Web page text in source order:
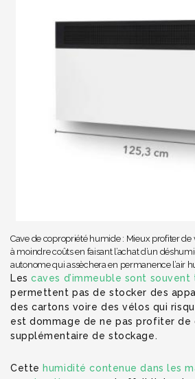
Cave de copropriété humide : Mieux profiter de
à moindre coûts en faisant l’achat d’un
autonome qui assèchera en permanence l’air
Lescaves d’immeuble sont souvent
permettent pas de stocker des
des cartons voire des vélos qui
est dommage de ne pas profiter
supplémentaire de stockage.
Cette humidité contenue dans les